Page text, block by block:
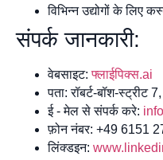
विभिन्न उद्योगों के लिए
संपर्क जानकारी:
वेबसाइट:फ्लाईपिक्स.ai
पता: रॉबर्ट-बॉश-स्ट्रीट
ई - मेल से संपर्क करे:
फ़ोन नंबर: +49 6151
लिंक्डइन: